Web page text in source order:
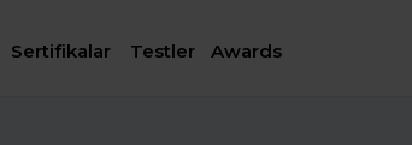
Sertifikalar Testler Awards